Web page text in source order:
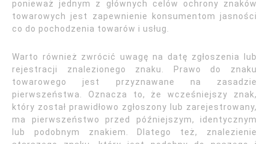
ponieważ jednym z głównych celów ochrony znaków
towarowych jest zapewnienie konsumentom jasności
co do pochodzenia towarów i usług.
Warto również zwrócić uwagę na datę zgłoszenia lub
rejestracji znalezionego znaku. Prawo do znaku
towarowego jest przyznawane na zasadzie
pierwszeństwa. Oznacza to, że wcześniejszy znak,
który został prawidłowo zgłoszony lub zarejestrowany,
ma pierwszeństwo przed późniejszym, identycznym
lub podobnym znakiem. Dlatego też, znalezienie